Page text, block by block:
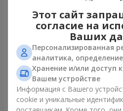
Роза розовая (поштучно)
Заказать
Этот сайт
согласие на
Ваших
Персонализированная
аналитика,
Хранение и/или доступ
Вашем устройстве
Информация с Вашего
cookie и уникальные